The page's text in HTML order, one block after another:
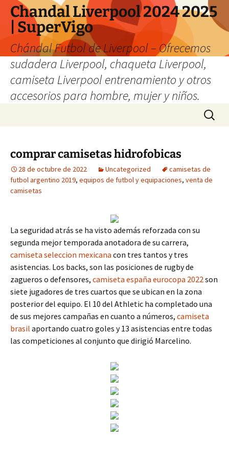
Chandal Liverpool 2024 2025
| SuperVigo
Chándal Futbol de Liverpool – Ofrecemos
sudadera Liverpool, chaqueta Liverpool,
camiseta Liverpool entrenamiento y otros
accesorios para hombre, mujer y niños.
Buscar:
comprar camisetas hidrofobicas
28 de octubre de 2022 Uncategorized
camisetas de
futbol argentino 2019, equipos de futbol y equipaciones, venta de
camisetas
La seguridad atrás se ha visto además reforzada con su
segunda mejor temporada anotadora de su carrera,
camiseta seleccion mexicana con tres tantos y tres
asistencias. Los backs, son las posiciones de rugby de
zagueros o defensores, camiseta españa eurocopa 2022son
siete jugadores de tres cuartos que se ubican en la zona
posterior del equipo. El 10 del Athletic ha completado una
de sus mejores campañas en cuanto a números, camiseta
brasil aportando cuatro goles y 13 asistencias entre todas
las competiciones al conjunto que dirigió Marcelino.